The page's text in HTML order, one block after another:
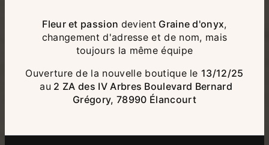
Fleur et passion devient Graine d'onyx,
changement d'adresse et de nom, mais
toujours la même équipe
Ouverture de la nouvelle boutique le 13/12/25
au 2 ZA des IV Arbres Boulevard Bernard
Grégory, 78990 Élancourt